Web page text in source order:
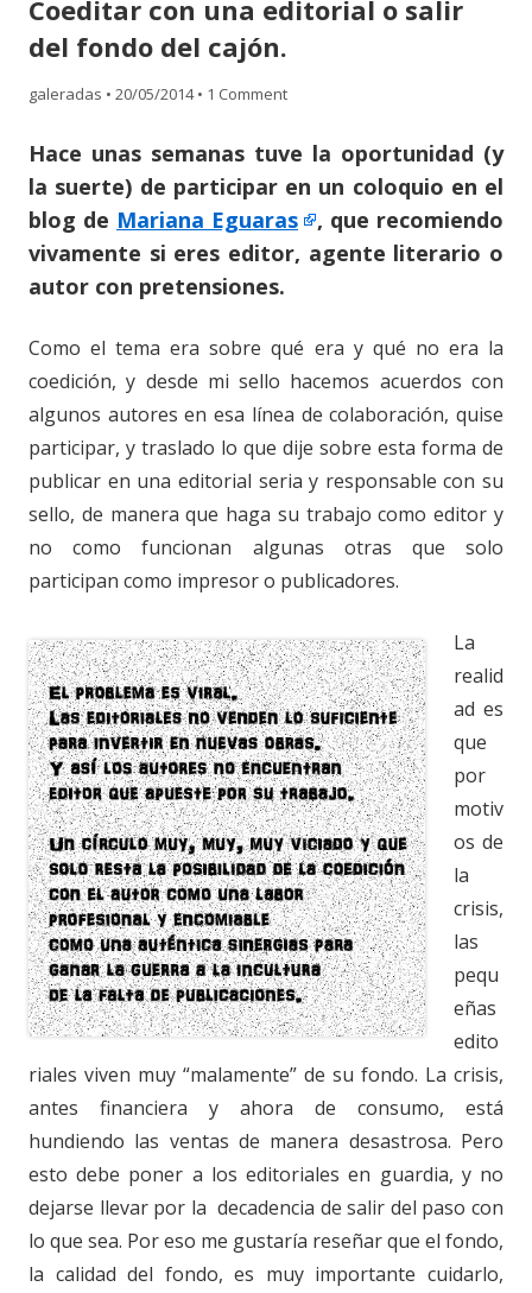
Coeditar con una editorial o salir
del fondo del cajón.
galeradas • 20/05/2014 • 1 Comment
Hace unas semanas tuve la oportunidad (y
la suerte) de participar en un coloquio en el
blog de Mariana Eguaras
, que recomiendo
vivamente si eres editor, agente literario o
autor con pretensiones.
Como el tema era sobre qué era y qué no era la
coedición, y desde mi sello hacemos acuerdos con
algunos autores en esa línea de colaboración, quise
participar, y traslado lo que dije sobre esta forma de
publicar en una editorial seria y responsable con su
sello, de manera que haga su trabajo como editor y
no como funcionan algunas otras que solo
participan como impresor o publicadores.
La
realid
ad es
que
por
motiv
os de
la
crisis,
las
pequ
eñas
edito
riales viven muy “malamente” de su fondo. La crisis,
antes financiera y ahora de consumo, está
hundiendo las ventas de manera desastrosa. Pero
esto debe poner a los editoriales en guardia, y no
dejarse llevar por la decadencia de salir del paso con
lo que sea. Por eso me gustaría reseñar que el fondo,
la calidad del fondo, es muy importante cuidarlo,